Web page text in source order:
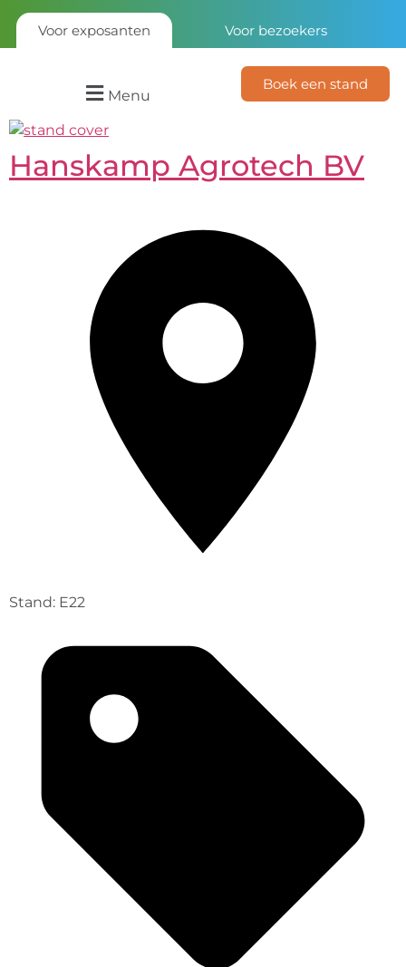
Voor exposanten Voor bezoekers
Menu
Boek een stand
Hanskamp Agrotech BV
Stand: E22